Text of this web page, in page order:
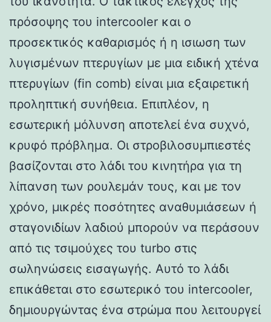
πρόσοψης του intercooler και ο
προσεκτικός καθαρισμός ή η ισιωση των
λυγισμένων πτερυγίων με μια ειδική χτένα
πτερυγίων (fin comb) είναι μια εξαιρετική
προληπτική συνήθεια. Επιπλέον, η
εσωτερική μόλυνση αποτελεί ένα συχνό,
κρυφό πρόβλημα. Οι στροβιλοσυμπιεστές
βασίζονται στο λάδι του κινητήρα για τη
λίπανση των ρουλεμάν τους, και με τον
χρόνο, μικρές ποσότητες αναθυμιάσεων ή
σταγονιδίων λαδιού μπορούν να περάσουν
από τις τσιμούχες του turbo στις
σωληνώσεις εισαγωγής. Αυτό το λάδι
επικάθεται στο εσωτερικό του intercooler,
δημιουργώντας ένα στρώμα που λειτουργεί